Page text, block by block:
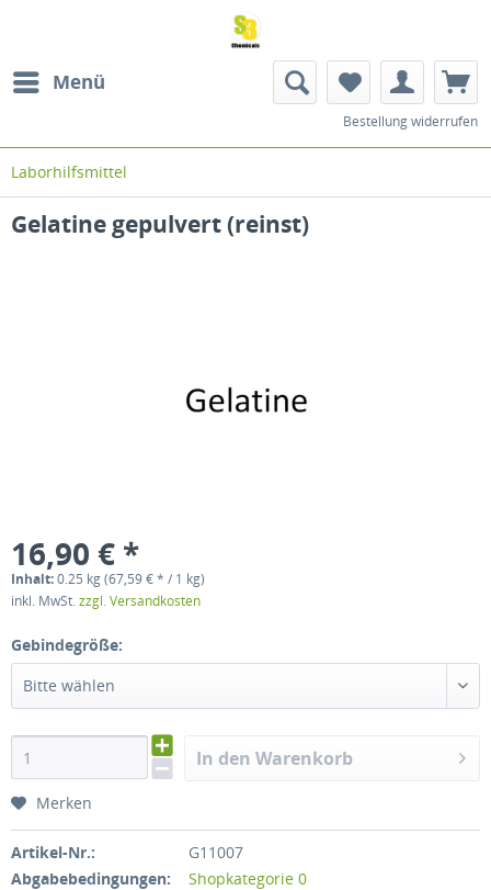
Menü
Bestellung widerrufen
Laborhilfsmittel
Gelatine gepulvert (reinst)
16,90 € *
Inhalt:0.25 kg (67,59 € * / 1 kg)
inkl. MwSt.zzgl. Versandkosten
Gebindegröße:
Bitte wählen
In den Warenkorb
Merken
Artikel-Nr.:
G11007
Abgabebedingungen:
Shopkategorie 0